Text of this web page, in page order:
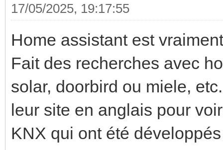
17/05/2025, 19:17:55
Home assistant est
Fait des recherches avec
solar, doorbird ou miele,
leur site en anglais pour
KNX qui ont été